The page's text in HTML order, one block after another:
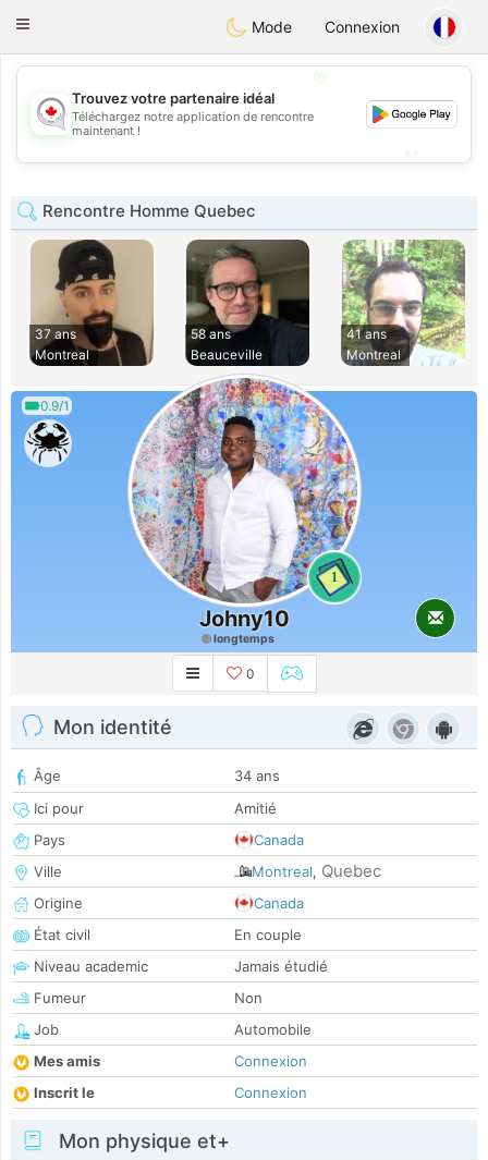
CANADIAN chat
Toggle
Mode Connexion
💖
💕
Trouvez votre partenaire idéal
Téléchargez notre application de rencontre
maintenant !
Rencontre Homme Quebec
37 ans
Montreal
58 ans
Beauceville
41 ans
Montreal
0.9/1
1
Johny10
longtemps
0
Mon identité
Âge
34 ans
Ici pour
Amitié
Pays
Canada
Ville
Montreal, Quebec
Origine
Canada
État civil
En couple
Niveau academic
Jamais étudié
Fumeur
Non
Job
Automobile
Mes amis
Connexion
Inscrit le
Connexion
Mon physique et+